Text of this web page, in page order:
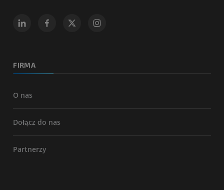
FIRMA
O nas
Dołącz do nas
Partnerzy